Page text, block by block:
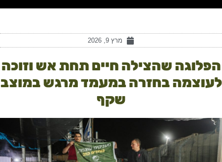
מרץ 9, 2026
הפלוגה שהצילה חיים תחת אש וזוכה
לעוצמה בחזרה במעמד מרגש במוצב
שקף